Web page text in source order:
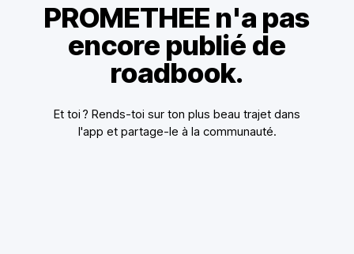
PROMETHEE n'a pas
encore publié de
roadbook.
Et toi ? Rends-toi sur ton plus beau trajet dans
l'app et partage-le à la communauté.